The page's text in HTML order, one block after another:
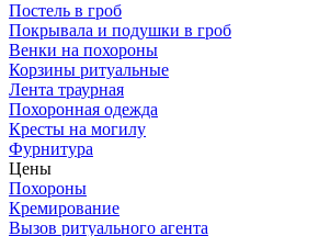
Постель в гроб
Покрывала и подушки в гроб
Венки на похороны
Корзины ритуальные
Лента траурная
Похоронная одежда
Кресты на могилу
Фурнитура
Цены
Похороны
Кремирование
Вызов ритуального агента